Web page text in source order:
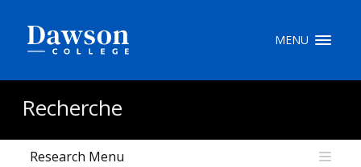
MENU
Recherche
Research Menu